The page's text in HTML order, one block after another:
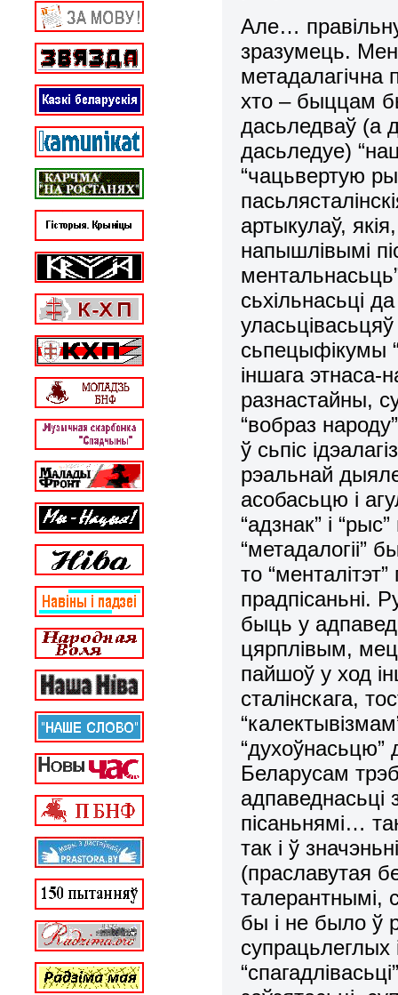
Але…
зразумець.
хто – быццам
дасьледваў (а
дасьледуе)
“чацьвертую
артыкулаў,
напышлівымі
сьхільнасьці
сьпецыфікумы
іншага
разнастайны,
“вобраз
ў сьпіс
рэальнай
асобасьцю і
“адзнак” і
“метадалогіі”
то
прадпісаньні.
быць у
цярплівым,
пайшоў у ход
сталінскага,
“духоўнасьцю”
Беларусам
адпаведнасьці
пісаньнямі…
так і ў
(праславутая
талерантнымі,
бы і не было ў
супрацьлеглых